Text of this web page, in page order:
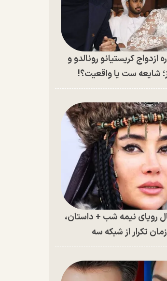
ازدواج کریستیانو رونالدو و
شایعه ست یا واقعیت؟!
رویای نیمه شب + داستان،
تکرار از شبکه سه